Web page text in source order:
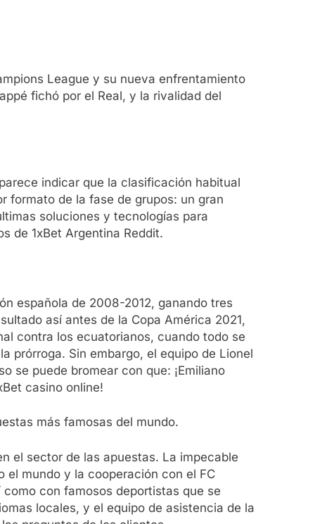
League y su nueva enfrentamiento
fichó por el Real, y la rivalidad del
indicar que la clasificación habitual
formato de la fase de grupos: un gran
soluciones y tecnologías para
de 1xBet Argentina Reddit.
española de 2008-2012, ganando tres
así antes de la Copa América 2021,
contra los ecuatorianos, cuando todo se
prórroga. Sin embargo, el equipo de Lionel
se puede bromear con que: ¡Emiliano
casino online!
más famosas del mundo.
el sector de las apuestas. La impecable
el mundo y la cooperación con el FC
con famosos deportistas que se
locales, y el equipo de asistencia de la